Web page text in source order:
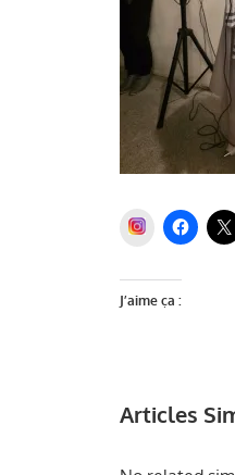
INSTAGRAM
J’aime ça :
Articles